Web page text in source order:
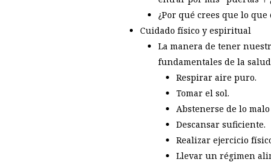
¿Por qué crees que lo
Cuidado físico y espiritual
La manera de tener
fundamentales de la
Respirar aire puro.
Tomar el sol.
Abstenerse de lo
Descansar suficiente.
Realizar ejercicio
Llevar un régimen